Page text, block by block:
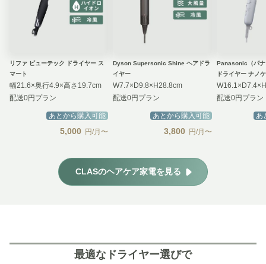
リファ ビューテック ドライヤー ス
マート
幅21.6×奥行4.9×高さ19.7cm
配送0円プラン
あとから購入可能
5,000 円/月〜
Dyson Supersonic Shine ヘアドラ
イヤー
W7.7×D9.8×H28.8cm
配送0円プラン
あとから購入可能
3,800 円/月〜
Panasonic（パ
ドライヤー ナノ
配送0円プラン
あ
CLASのヘアケア家電を見る
最適なドライヤー選びで